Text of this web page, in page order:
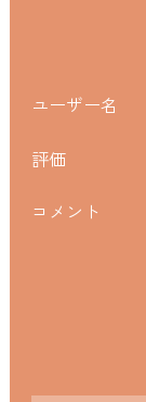
ユーザー名
評価
コメント